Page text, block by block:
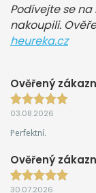
Podívejte se na
nakoupili.
heureka.cz
Ověřený
03.08.2026
Perfektní.
Ověřený
30.07.2026